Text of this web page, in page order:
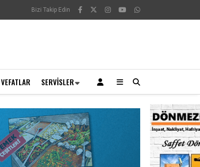
Bizi Takip Edin
VEFATLAR SERVISLER